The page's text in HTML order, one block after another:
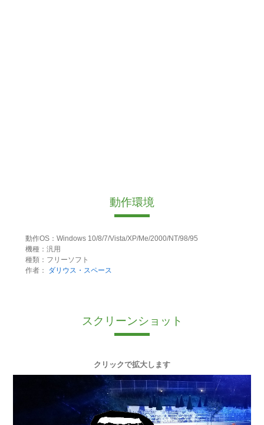
動作環境
動作OS：Windows 10/8/7/Vista/XP/Me/2000/NT/98/95
機種：汎用
種類：フリーソフト
作者：
ダリウス・スペース
スクリーンショット
クリックで拡大します